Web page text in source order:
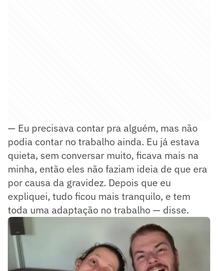
— Eu precisava contar pra alguém, mas não
podia contar no trabalho ainda. Eu já estava
quieta, sem conversar muito, ficava mais na
minha, então eles não faziam ideia de que era
por causa da gravidez. Depois que eu
expliquei, tudo ficou mais tranquilo, e tem
toda uma adaptação no trabalho — disse.